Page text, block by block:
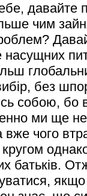
давайте
чим
без
собою, бо
ми ще
чого
кругом
батьків.